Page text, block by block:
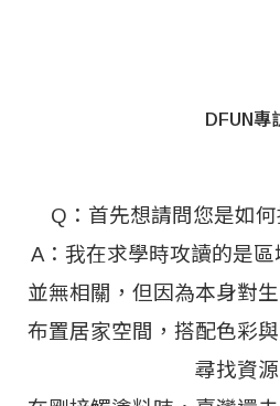
DFUN專
Q：首先想請問您是如
A：我在求學時攻讀的是
並無相關，但因為本身對
布置居家空間，搭配色彩
尋找資源